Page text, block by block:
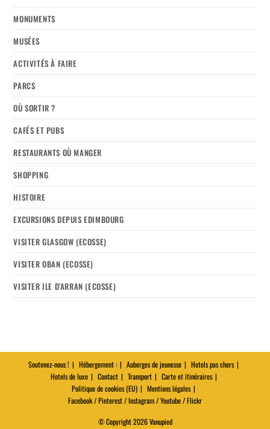
MONUMENTS
MUSÉES
ACTIVITÉS À FAIRE
PARCS
OÙ SORTIR ?
CAFÉS ET PUBS
RESTAURANTS OÙ MANGER
SHOPPING
HISTOIRE
EXCURSIONS DEPUIS EDIMBOURG
VISITER GLASGOW (ECOSSE)
VISITER OBAN (ECOSSE)
VISITER ILE D’ARRAN (ECOSSE)
Soutenez-nous ! Hébergement : Auberges de jeunesse
Hotels pas chers
Hotels de luxe
Contact Transport
Carte et itinéraires
Politique de cookies (EU)
Mentions légales
Facebook / Pinterest / Instagram / Youtube / Flickr
© Copyright 2026 Vanupied